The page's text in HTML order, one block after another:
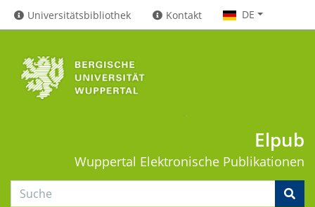
Universitätsbibliothek Kontakt DE
Elpub
Wuppertal Elektronische Publikationen